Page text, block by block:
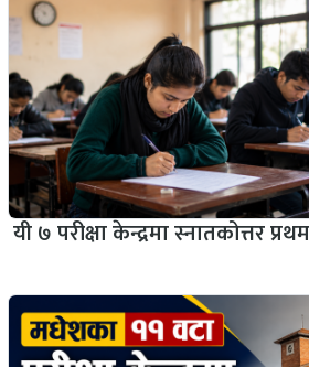
यी ७ परीक्षा केन्द्रमा स्नातकोत्तर